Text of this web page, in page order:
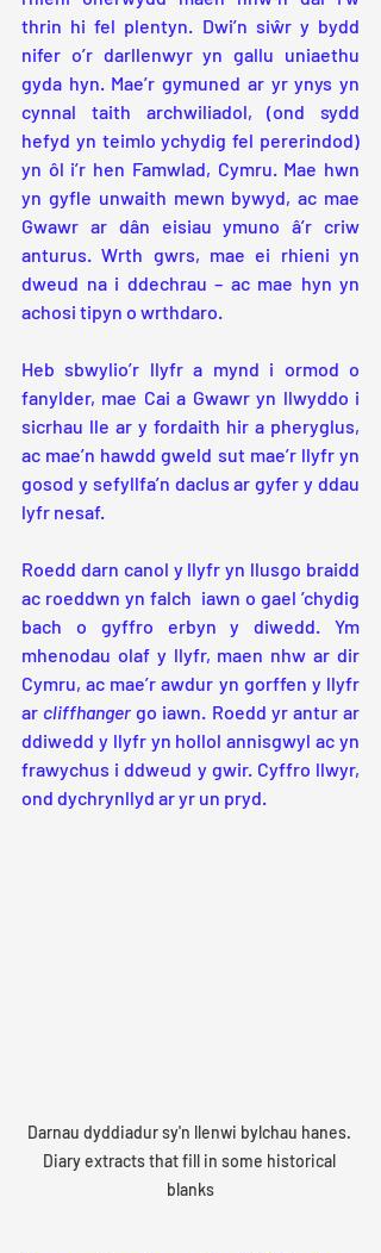
thrin hi fel plentyn. Dwi’n siŵr y bydd
nifer o’r darllenwyr yn gallu uniaethu
gyda hyn. Mae’r gymuned ar yr ynys yn
cynnal taith archwiliadol, (ond sydd
hefyd yn teimlo ychydig fel pererindod)
yn ôl i’r hen Famwlad, Cymru. Mae hwn
yn gyfle unwaith mewn bywyd, ac mae
Gwawr ar dân eisiau ymuno â’r criw
anturus. Wrth gwrs, mae ei rhieni yn
dweud na i ddechrau – ac mae hyn yn
achosi tipyn o wrthdaro.
Heb sbwylio’r llyfr a mynd i ormod o
fanylder, mae Cai a Gwawr yn llwyddo i
sicrhau lle ar y fordaith hir a pheryglus,
ac mae’n hawdd gweld sut mae’r llyfr yn
gosod y sefyllfa’n daclus ar gyfer y ddau
lyfr nesaf.
Roedd darn canol y llyfr yn llusgo braidd
ac roeddwn yn falch  iawn o gael ’chydig
bach o gyffro erbyn y diwedd. Ym
mhenodau olaf y llyfr, maen nhw ar dir
Cymru, ac mae’r awdur yn gorffen y llyfr
ar cliffhanger go iawn. Roedd yr antur ar
ddiwedd y llyfr yn hollol annisgwyl ac yn
frawychus i ddweud y gwir. Cyffro llwyr,
ond dychrynllyd ar yr un pryd.
Darnau dyddiadur sy'n llenwi bylchau hanes.
Diary extracts that fill in some historical
blanks